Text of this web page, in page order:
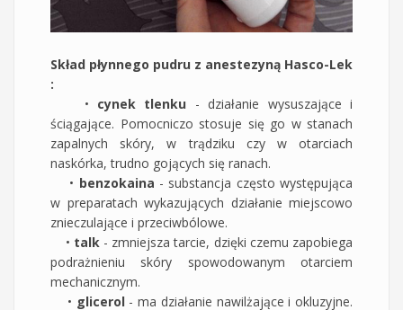
Skład płynnego pudru z anestezyną Hasco-Lek
:
• cynek tlenku - działanie wysuszające i
ściągające. Pomocniczo stosuje się go w stanach
zapalnych skóry, w trądziku czy w otarciach
naskórka, trudno gojących się ranach.
• benzokaina - substancja często występująca
w preparatach wykazujących działanie miejscowo
znieczulające i przeciwbólowe.
• talk- zmniejsza tarcie, dzięki czemu zapobiega
podrażnieniu skóry spowodowanym otarciem
mechanicznym.
• glicerol - ma działanie nawilżające i okluzyjne.